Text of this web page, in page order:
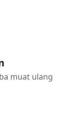
muat ulang